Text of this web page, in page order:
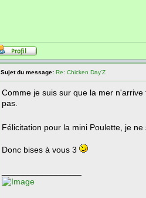
Sujet du message: Re: Chicken Day'Z
Comme je suis sur que la mer
pas.
Félicitation pour la mini Poulette, je
Donc bises à vous 3